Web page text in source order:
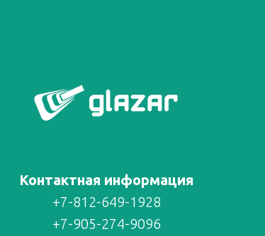
Контактная информация
+7-812-649-1928
+7-905-274-9096